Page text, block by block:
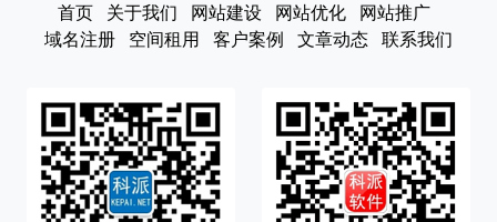
首页 关于我们 网站建设 网站优化 网站推广
域名注册 空间租用 客户案例 文章动态 联系我们